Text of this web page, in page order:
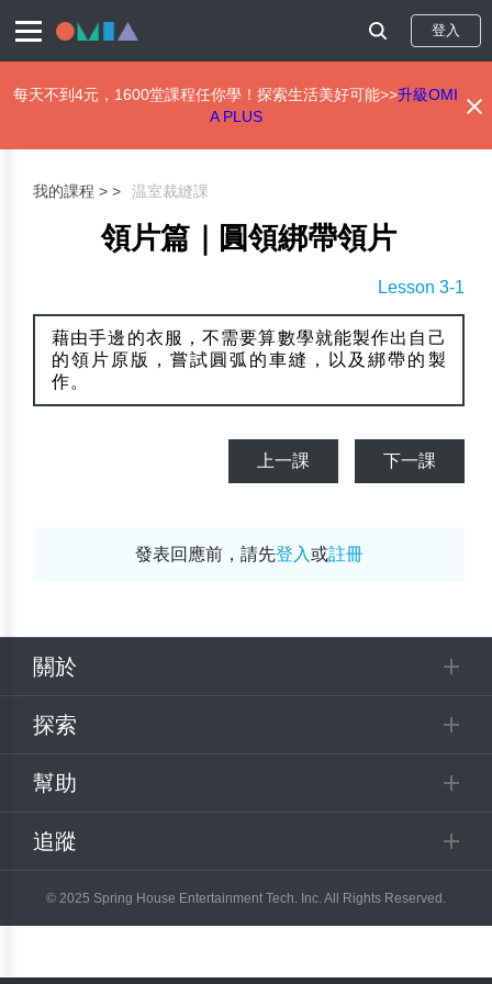
登入
每天不到4元，1600堂課程任你學！探索生活美好可能>>升級OMI
A PLUS
我的課程 > 温室裁縫課
領片篇｜圓領綁帶領片
Lesson 3-1
藉由手邊的衣服，不需要算數學就能製作出自己
的領片原版，嘗試圓弧的車縫，以及綁帶的製
作。
上一課 下一課
發表回應前，請先登入或註冊
關於
探索
幫助
追蹤
© 2025 Spring House Entertainment Tech. Inc. All Rights Reserved.